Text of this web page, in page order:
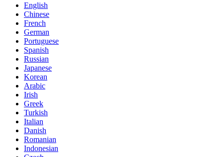
English
Chinese
French
German
Portuguese
Spanish
Russian
Japanese
Korean
Arabic
Irish
Greek
Turkish
Italian
Danish
Romanian
Indonesian